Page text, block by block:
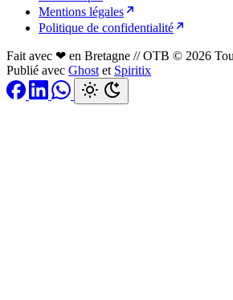
Mentions légales
Politique de confidentialité
Fait avec ❤ en Bretagne // OTB © 2026
Publié avec Ghost et Spiritix